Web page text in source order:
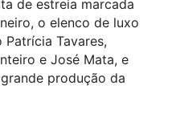
de estreia marcada
o elenco de luxo
Tavares,
e José Mata, e
produção da